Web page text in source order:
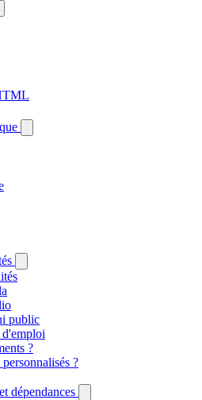
public
?
?
dépendances